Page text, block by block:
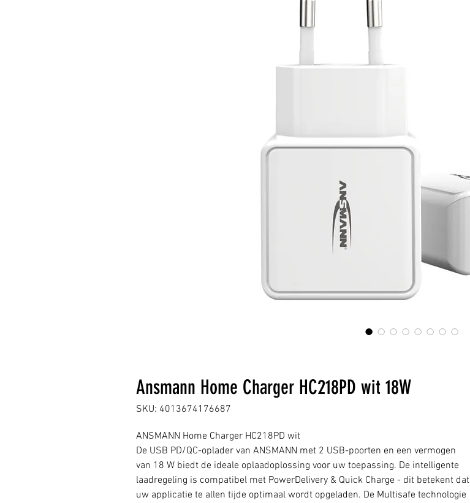
Ansmann Home Charger HC218PD wit 18W
SKU: 4013674176687
ANSMANN Home Charger HC218PD wit
De USB PD/QC-oplader van ANSMANN met 2 USB-poorten en een vermogen
van 18 W biedt de ideale oplaadoplossing voor uw toepassing. De intelligente
laadregeling is compatibel met PowerDelivery & Quick Charge - dit betekent dat
uw applicatie te allen tijde optimaal wordt opgeladen. De Multisafe technologie